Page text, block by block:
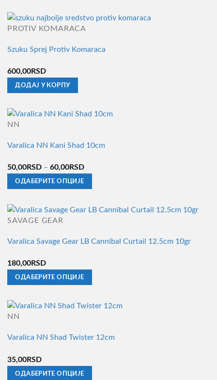
на
страници
производ
има
варијанти.
могу
бити
на
страници
PROTIV KOMARACA
Szuku Sprej Protiv Komaraca
600,00RSD
ДОДАЈ У КОРПУ
NN
Varalica NN Kani Shad 10cm
50,00RSD – 60,00RSDРаспон
од
ОДАБЕРИТЕ ОПЦИЈЕ
производ
има
варијанти.
могу
бити
на
страници
SAVAGE GEAR
Varalica Savage Gear LB Cannibal Curtail 12.5cm 10gr
180,00RSD
ОДАБЕРИТЕ ОПЦИЈЕ
производ
има
варијанти.
могу
бити
NN
Varalica NN Shad Twister 12cm
35,00RSD
ОДАБЕРИТЕ ОПЦИЈЕ